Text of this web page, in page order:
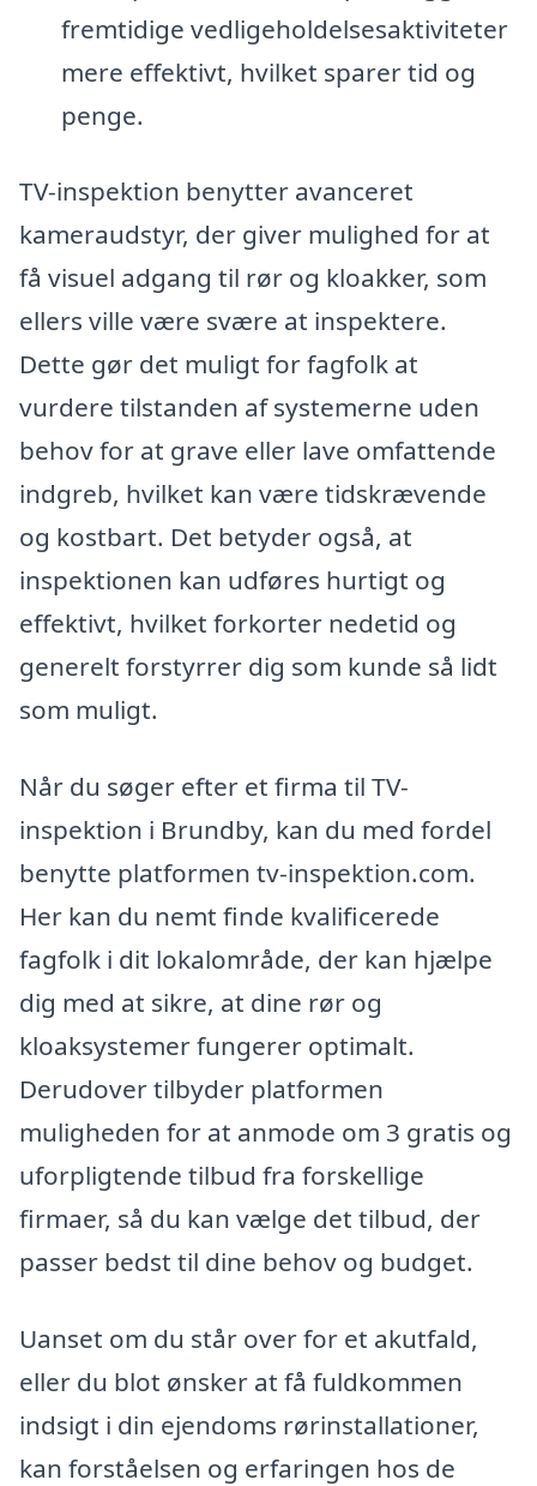
fremtidige vedligeholdelsesaktiviteter
mere effektivt, hvilket sparer tid og
penge.
TV-inspektion benytter avanceret
kameraudstyr, der giver mulighed for at
få visuel adgang til rør og kloakker, som
ellers ville være svære at inspektere.
Dette gør det muligt for fagfolk at
vurdere tilstanden af systemerne uden
behov for at grave eller lave omfattende
indgreb, hvilket kan være tidskrævende
og kostbart. Det betyder også, at
inspektionen kan udføres hurtigt og
effektivt, hvilket forkorter nedetid og
generelt forstyrrer dig som kunde så lidt
som muligt.
Når du søger efter et firma til TV-
inspektion i Brundby, kan du med fordel
benytte platformen tv-inspektion.com.
Her kan du nemt finde kvalificerede
fagfolk i dit lokalområde, der kan hjælpe
dig med at sikre, at dine rør og
kloaksystemer fungerer optimalt.
Derudover tilbyder platformen
muligheden for at anmode om 3 gratis og
uforpligtende tilbud fra forskellige
firmaer, så du kan vælge det tilbud, der
passer bedst til dine behov og budget.
Uanset om du står over for et akutfald,
eller du blot ønsker at få fuldkommen
indsigt i din ejendoms rørinstallationer,
kan forståelsen og erfaringen hos de